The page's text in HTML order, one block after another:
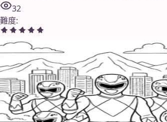
32
難度: